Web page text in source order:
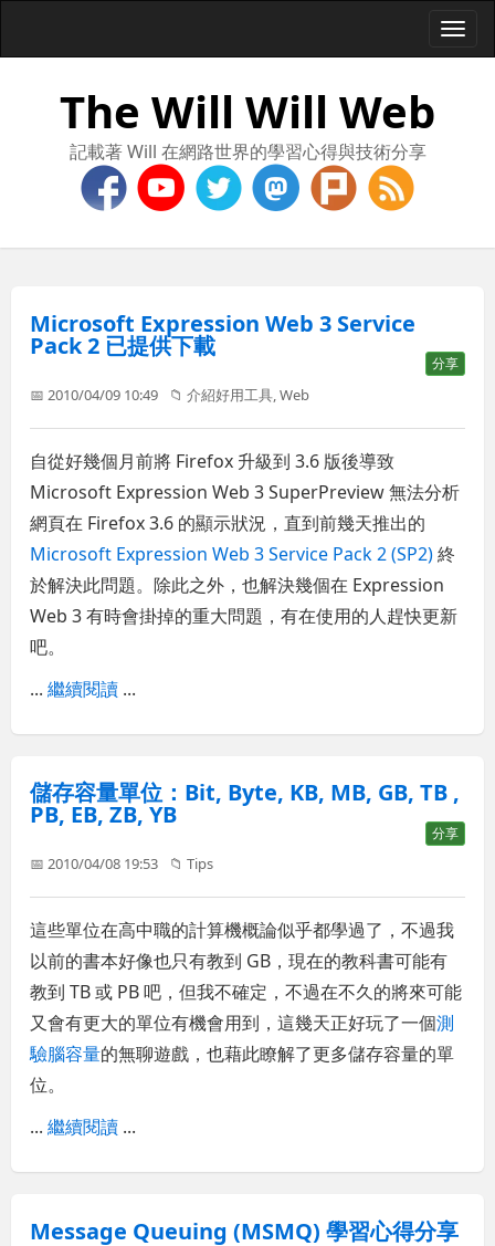
The Will Will Web
記載著 Will 在網路世界的學習心得與技術分享
Microsoft Expression Web 3 Service
Pack 2 已提供下載
分享
📅 2010/04/09 10:49 📁介紹好用工具 ,Web
自從好幾個月前將 Firefox 升級到 3.6 版後導致
Microsoft Expression Web 3 SuperPreview 無法分析
網頁在 Firefox 3.6 的顯示狀況，直到前幾天推出的
Microsoft Expression Web 3 Service Pack 2 (SP2)終
於解決此問題。除此之外，也解決幾個在 Expression
Web 3 有時會掛掉的重大問題，有在使用的人趕快更新
吧。
...繼續閱讀 ...
儲存容量單位：Bit, Byte, KB, MB, GB, TB ,
PB, EB, ZB, YB
分享
📅 2010/04/08 19:53 📁Tips
這些單位在高中職的計算機概論似乎都學過了，不過我
以前的書本好像也只有教到 GB，現在的教科書可能有
教到 TB 或 PB 吧，但我不確定，不過在不久的將來可能
又會有更大的單位有機會用到，這幾天正好玩了一個測
驗腦容量的無聊遊戲，也藉此瞭解了更多儲存容量的單
位。
...繼續閱讀 ...
Message Queuing (MSMQ) 學習心得分享